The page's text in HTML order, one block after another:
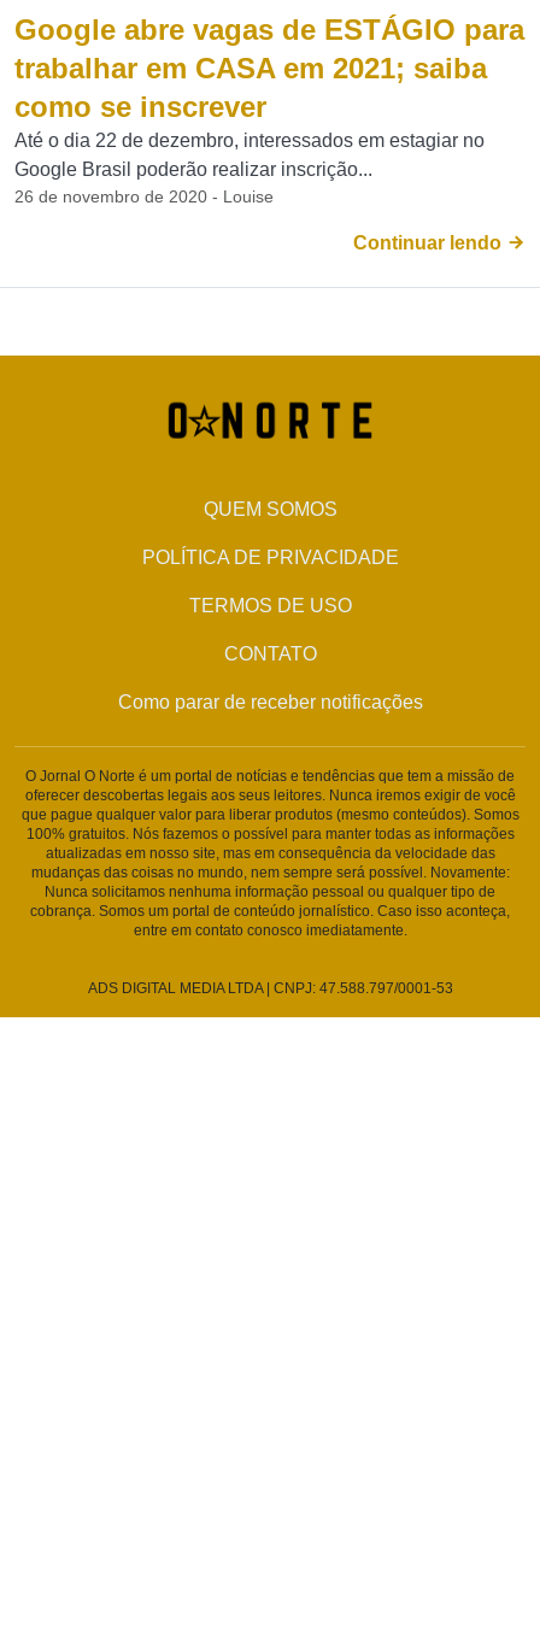
Google abre vagas de ESTÁGIO para
trabalhar em CASA em 2021; saiba
como se inscrever
Até o dia 22 de dezembro, interessados em estagiar no
Google Brasil poderão realizar inscrição...
26 de novembro de 2020 - Louise
Continuar lendo
QUEM SOMOS
POLÍTICA DE PRIVACIDADE
TERMOS DE USO
CONTATO
Como parar de receber notificações
O Jornal O Norte é um portal de notícias e tendências que tem a missão de
oferecer descobertas legais aos seus leitores. Nunca iremos exigir de você
que pague qualquer valor para liberar produtos (mesmo conteúdos). Somos
100% gratuitos. Nós fazemos o possível para manter todas as informações
atualizadas em nosso site, mas em consequência da velocidade das
mudanças das coisas no mundo, nem sempre será possível. Novamente:
Nunca solicitamos nenhuma informação pessoal ou qualquer tipo de
cobrança. Somos um portal de conteúdo jornalístico. Caso isso aconteça,
entre em contato conosco imediatamente.
ADS DIGITAL MEDIA LTDA | CNPJ: 47.588.797/0001-53